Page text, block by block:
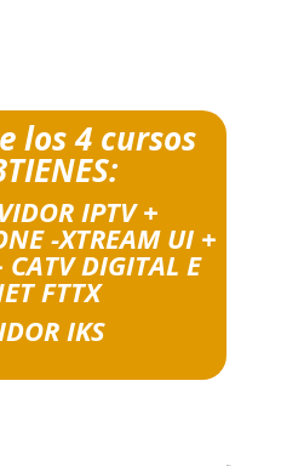
los 4 cursos
IPTV +
-XTREAM UI +
CATV DIGITAL E
FTTX
IKS